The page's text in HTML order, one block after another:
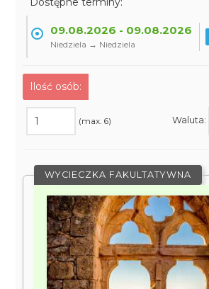
09.08.2026 - 09.08.2026
Niedziela → Niedziela
Ilość osób:
(max. 6) Waluta:
WYCIECZKA FAKULTATYWNA